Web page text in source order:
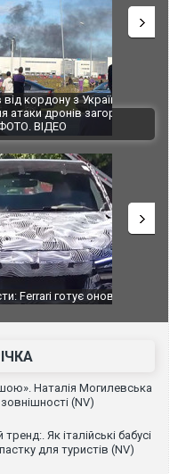
з Україною: в
загорівся
"Мої
оновлення
Вийшов
фільму
Наталія Могилевська
(NV)
Як італійські бабусі
для туристів (NV)